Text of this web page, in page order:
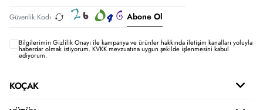
Abone Ol
Bilgilerimin Gizlilik Onayı ile kampanya ve ürünler hakkında iletişim kanalları yoluyla
haberdar olmak istiyorum.KVKK mevzuatına uygun şekilde işlenmesini kabul
ediyorum.
KOÇAK